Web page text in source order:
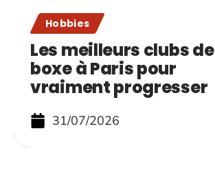
Hobbies
Les meilleurs clubs de
boxe à Paris pour
vraiment progresser
31/07/2026